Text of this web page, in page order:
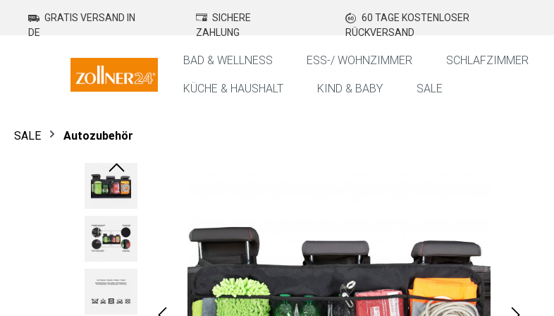
Zur Hauptnavigation springen
GRATIS VERSAND IN
DE
SICHERE
ZAHLUNG
60 TAGE KOSTENLOSER
RÜCKVERSAND
BAD & WELLNESS ESS-/ WOHNZIMMER SCHLAFZIMMER
KÜCHE & HAUSHALT KIND & BABY
SALE
SALE Autozubehör
Bildergalerie überspringen